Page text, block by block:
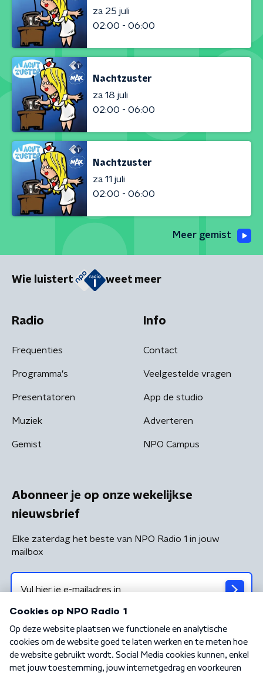
za 25 juli
02:00 - 06:00
Nachtzuster
za 18 juli
02:00 - 06:00
Nachtzuster
za 11 juli
02:00 - 06:00
Meer gemist
Wie luistert weet meer
Radio
Frequenties
Programma's
Presentatoren
Muziek
Gemist
Info
Contact
Veelgestelde vragen
App de studio
Adverteren
NPO Campus
Abonneer je op onze wekelijkse
nieuwsbrief
Elke zaterdag het beste van NPO Radio 1 in jouw
mailbox
Algemene voorwaarden